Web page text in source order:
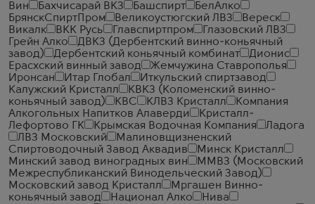
Вин
Бахчисарай ВКЗ Башспирт
БелАлко
БрянскСпиртПром
Великоустюгский ЛВЗ
Вереск
Викалк
ВКК Русь Главспиртпром
Глазовский ЛВЗ
Грейн Алко
ДВКЗ (Дербентский винно-коньячный
завод)
Дербентский коньячный комбинат
Дионис
Ерасхский винный завод
Жемчужина Ставрополья
Иронсан
Итар Глобал
Иткульский спиртзавод
Калужский Кристалл
КВКЗ (Коломенский винно-
коньячный завод)
КВС КЛВЗ Кристалл
Компания
Алкогольных Напитков Алаверди
Кристалл-
Лефортово ГК
Крымская Водочная Компания
Ладога
ЛВЗ Московский
Малиновщизненский
Спиртоводочный Завод Аквадив
Минск Кристалл
Минский завод виноградных вин
ММВЗ (Московский
Межреспубликанский Винодельческий Завод)
Московский завод Кристалл
Мргашен Винно-
коньячный завод
Национал Алко
Нива